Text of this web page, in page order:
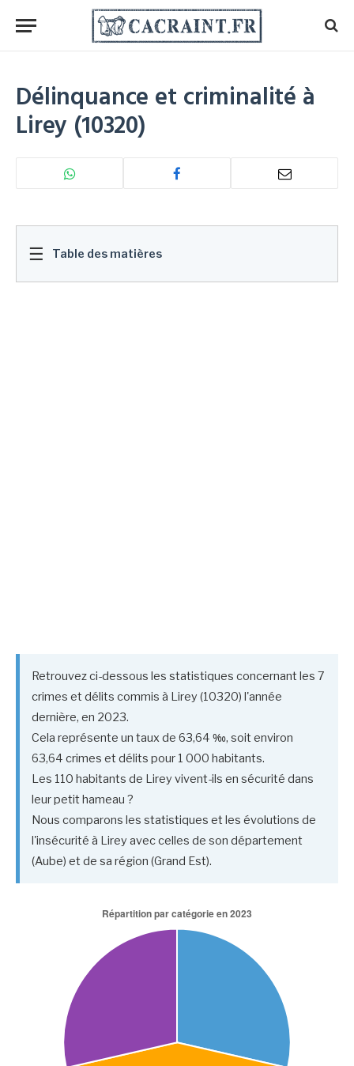
Délinquance et criminalité à
Lirey (10320)
☰ Table des matières
Retrouvez ci-dessous les statistiques concernant les 7
crimes et délits commis à Lirey (10320) l'année
dernière, en 2023.
Cela représente un taux de 63,64 ‰, soit environ
63,64 crimes et délits pour 1 000 habitants.
Les 110 habitants de Lirey vivent-ils en sécurité dans
leur petit hameau ?
Nous comparons les statistiques et les évolutions de
l'insécurité à Lirey avec celles de son département
(Aube) et de sa région (Grand Est).